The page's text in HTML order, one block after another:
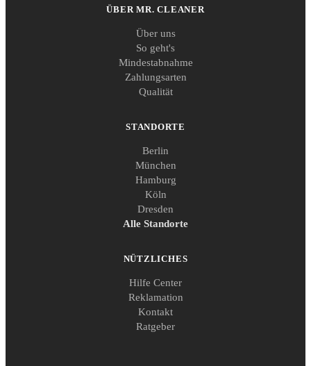
ÜBER MR. CLEANER
Über uns
So geht's
Mindestabnahme
Zahlungsarten
Qualität
STANDORTE
Berlin
München
Hamburg
Köln
Dresden
Alle Standorte
NÜTZLICHES
Hilfe Center
Reklamation
Kontakt
Ratgeber